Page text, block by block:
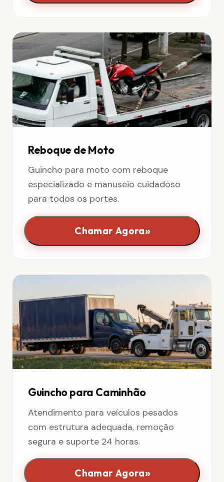
Reboque de Moto
Guincho para moto com reboque
especializado e manuseio cuidadoso
para todos os portes.
Chamar Agora»
Guincho para Caminhão
Atendimento para veículos pesados
com estrutura adequada, remoção
segura e suporte 24 horas.
Chamar Agora»